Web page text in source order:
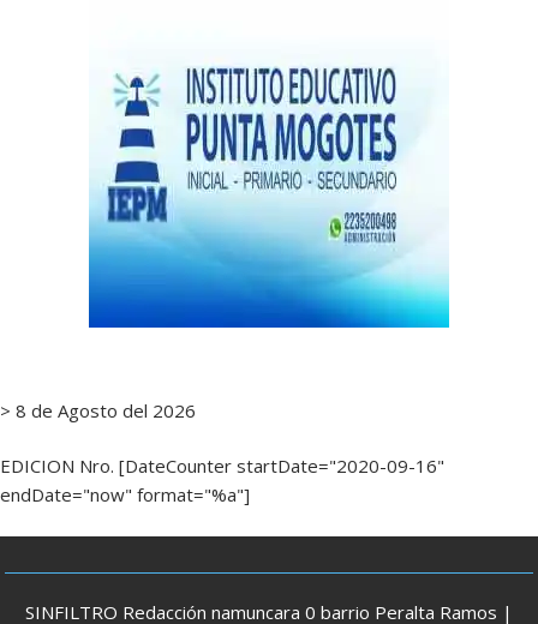
> 8 de Agosto del 2026
EDICION Nro. [DateCounter startDate="2020-09-16"
endDate="now" format="%a"]
SINFILTRO Redacción namuncara 0 barrio Peralta Ramos |